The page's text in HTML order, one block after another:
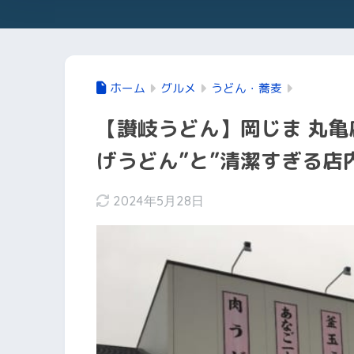
ホーム グルメ うどん・蕎麦
【讃岐うどん】岡じま 丸
げうどん”と”清潔すぎる
2024年5月28日